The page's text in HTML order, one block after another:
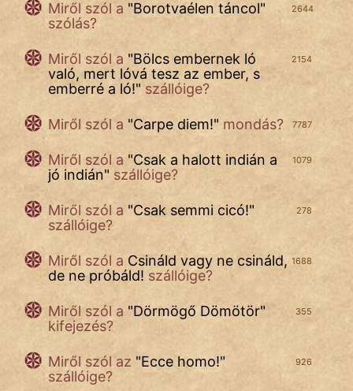
2644
Miről szól a "Borotvaélen táncol"
szólás?
2154
Miről szól a "Bölcs embernek ló
való, mert lóvá tesz az ember, s
emberré a ló!" szállóige?
7787
Miről szól a "Carpe diem!" mondás?
1079
Miről szól a "Csak a halott indián a
jó indián" szállóige?
278
Miről szól a "Csak semmi cicó!"
szállóige?
1688
Miről szól a Csináld vagy ne csináld,
de ne próbáld! szállóige?
355
Miről szól a "Dörmögő Dömötör"
kifejezés?
926
Miről szól az "Ecce homo!"
szállóige?